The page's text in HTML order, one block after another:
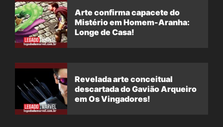
Arte confirma capacete do
Mistério em Homem-Aranha:
Longe de Casa!
Revelada arte conceitual
descartada do Gavião Arqueiro
em Os Vingadores!